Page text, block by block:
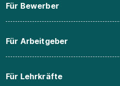
Für Bewerber
Für Arbeitgeber
Für Lehrkräfte